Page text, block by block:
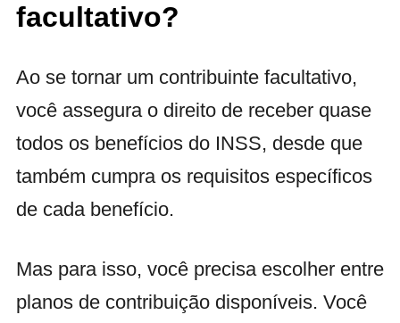
facultativo?
Ao se tornar um contribuinte facultativo,
você assegura o direito de receber quase
todos os benefícios do INSS, desde que
também cumpra os requisitos específicos
de cada benefício.
Mas para isso, você precisa escolher entre
planos de contribuição disponíveis. Você